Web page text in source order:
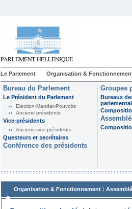
Le Parlement Organisation &
Bureau du Parlement
Le Président du Parlement
Election-Mandat-Pouvoirs
Anciens présidents
Vice-présidents
Anciens vice-présidents
Questeurs et secrétaires
Conférence des présidents
Groupes
Bureaux
Organisation & Fonctionnement :